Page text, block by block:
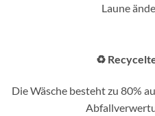
Laune
♻️
Die Wäsche besteht zu 80%